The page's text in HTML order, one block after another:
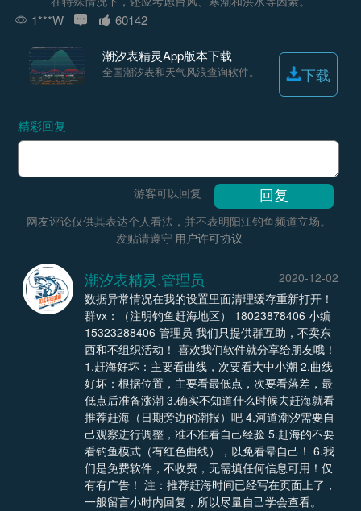
1***W 60142
潮汐表精灵App版本下载
全国潮汐表和天气风浪查询软件。 下载
精彩回复
游客可以回复
网友评论仅供其表达个人看法，并不表明阳江钓鱼频道立场。
发贴请遵守 用户许可协议
潮汐表精灵.管理员
2020-12-02
数据异常情况在我的设置里面清理缓存重新打开！
群vx：（注明钓鱼赶海地区） 18023878406 小编
15323288406 管理员 我们只提供群互助，不卖东
西和不组织活动！ 喜欢我们软件就分享给朋友哦！
1.赶海好坏：主要看曲线，次要看大中小潮 2.曲线
好坏：根据位置，主要看最低点，次要看落差，最
低点后准备涨潮 3.确实不知道什么时候去赶海就看
推荐赶海（日期旁边的潮报）吧 4.河道潮汐需要自
己观察进行调整，准不准看自己经验 5.赶海的不要
看钓鱼模式（有红色曲线），以免看晕自己！ 6.我
们是免费软件，不收费，无需填任何信息可用！仅
有有广告！ 注：推荐赶海时间已经写在页面上了，
一般留言小时内回复，所以尽量自己学会查看。